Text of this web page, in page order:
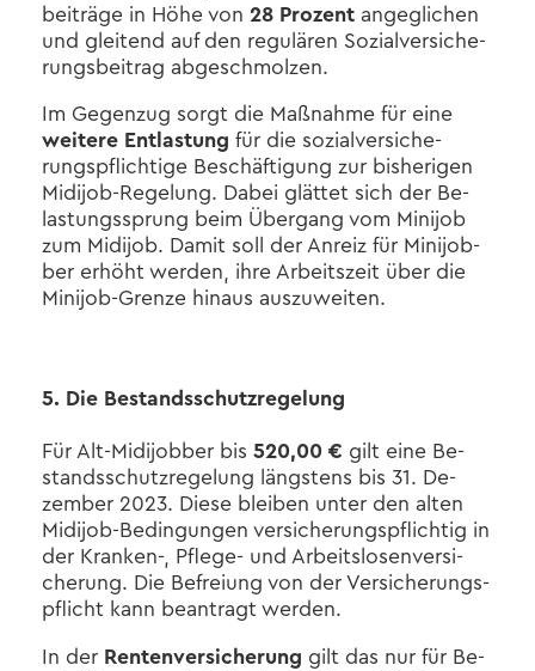
bei­trä­ge in Höhe von 28 Pro­zentan­ge­gli­chen
und glei­tend auf den re­gu­lä­ren So­zi­al­ver­si­che­
rungs­bei­trag ab­ge­schmol­zen.
Im Ge­gen­zug sorgt die Maß­nah­me für eine
wei­te­re Ent­las­tung für die so­zi­al­ver­si­che­
rungs­pflich­ti­ge Be­schäf­ti­gung zur bis­he­ri­gen
Midijob-​Regelung. Dabei glät­tet sich der Be­
las­tungs­sprung beim Über­gang vom Mi­ni­job
zum Mi­di­job. Damit soll der An­reiz für Mi­ni­job­
ber er­höht wer­den, ihre Ar­beits­zeit über die
Minijob-​Grenze hin­aus aus­zu­wei­ten.
5. Die Be­stands­schutz­re­ge­lung
Für Alt-​Midijobber bis520,00 € gilt eine Be­
stands­schutz­re­ge­lung längs­tens bis 31. De­
zem­ber 2023. Diese blei­ben unter den alten
Midijob-​Bedingungen ver­si­che­rungs­pflich­tig in
der Kranken-​, Pflege-​ und Ar­beits­lo­sen­ver­si­
che­rung. Die Be­frei­ung von der Ver­si­che­rungs­
pflicht kann be­an­tragt wer­den.
In der Ren­ten­ver­si­che­rung gilt das nur für Be­